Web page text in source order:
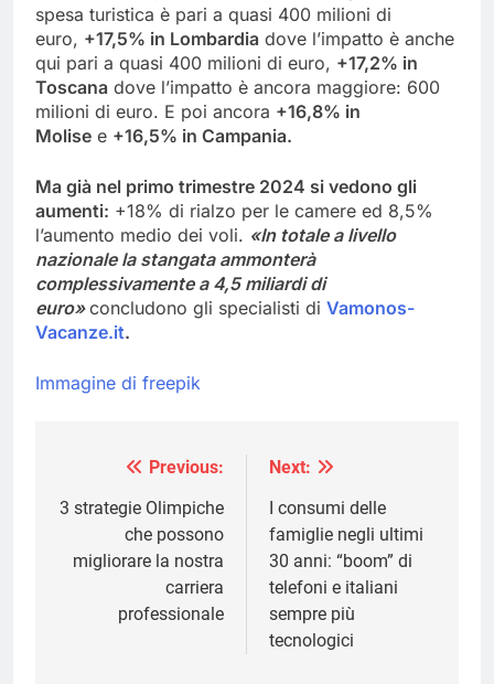
spesa turistica è pari a quasi 400 milioni di
euro, +17,5% in Lombardia dove l’impatto è anche
qui pari a quasi 400 milioni di euro, +17,2% in
Toscana dove l’impatto è ancora maggiore: 600
milioni di euro. E poi ancora +16,8% in
Molise e +16,5% in Campania.
Ma già nel primo trimestre 2024 si vedono gli
aumenti: +18% di rialzo per le camere ed 8,5%
l’aumento medio dei voli. «In totale a livello
nazionale la stangata ammonterà
complessivamente a 4,5 miliardi di
euro»concludono gli specialisti di Vamonos-
Vacanze.it.
Immagine di freepik
Navigazione
articoli
Previous:
3 strategie Olimpiche
che possono
migliorare la nostra
carriera
professionale
Next:
I consumi delle
famiglie negli ultimi
30 anni: “boom” di
telefoni e italiani
sempre più
tecnologici